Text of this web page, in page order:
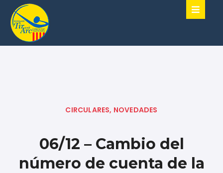
CIRCULARES, NOVEDADES
06/12 – Cambio del
número de cuenta de la